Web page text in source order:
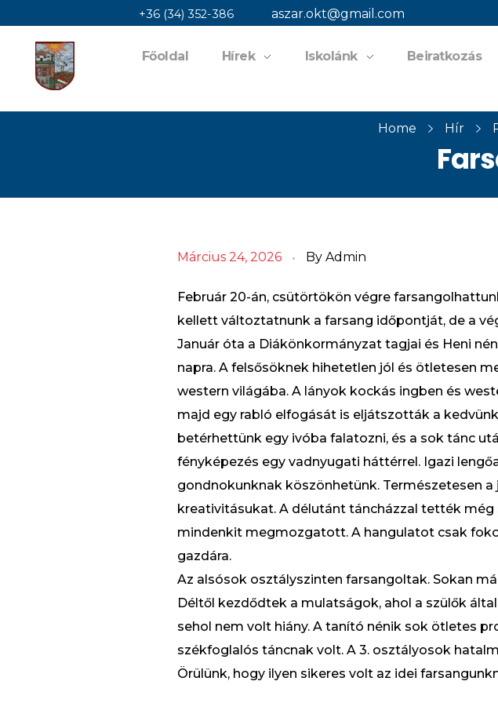
+36 (34) 352-386 aszar.okt@gmail.com
Főoldal Hírek Iskolánk Beiratkozás
Home Hír
Március 24, 2026 By Admin
Február 20-án, csütörtökön végre
kellett változtatnunk a farsang időpontját, de a
Január óta a Diákönkormányzat tagjai és Heni
napra. A felsősöknek hihetetlen jól és ötletesen
western világába. A lányok kockás ingben és
majd egy rabló elfogását is eljátszották a
betérhettünk egy ivóba falatozni, és a sok tánc
fényképezés egy vadnyugati háttérrel. Igazi
gondnokunknak köszönhetünk. Természetesen
kreativitásukat. A délutánt táncházzal tették még
mindenkit megmozgatott. A hangulatot csak
gazdára.
Az alsósok osztályszinten farsangoltak. Sokan
Déltől kezdődtek a mulatságok, ahol a szülők
sehol nem volt hiány. A tanító nénik sok ötletes
székfoglalós táncnak volt. A 3. osztályosok
Örülünk, hogy ilyen sikeres volt az idei